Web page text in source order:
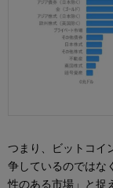
つまり、ビットコイ
争しているのではな
性のある市場」と捉